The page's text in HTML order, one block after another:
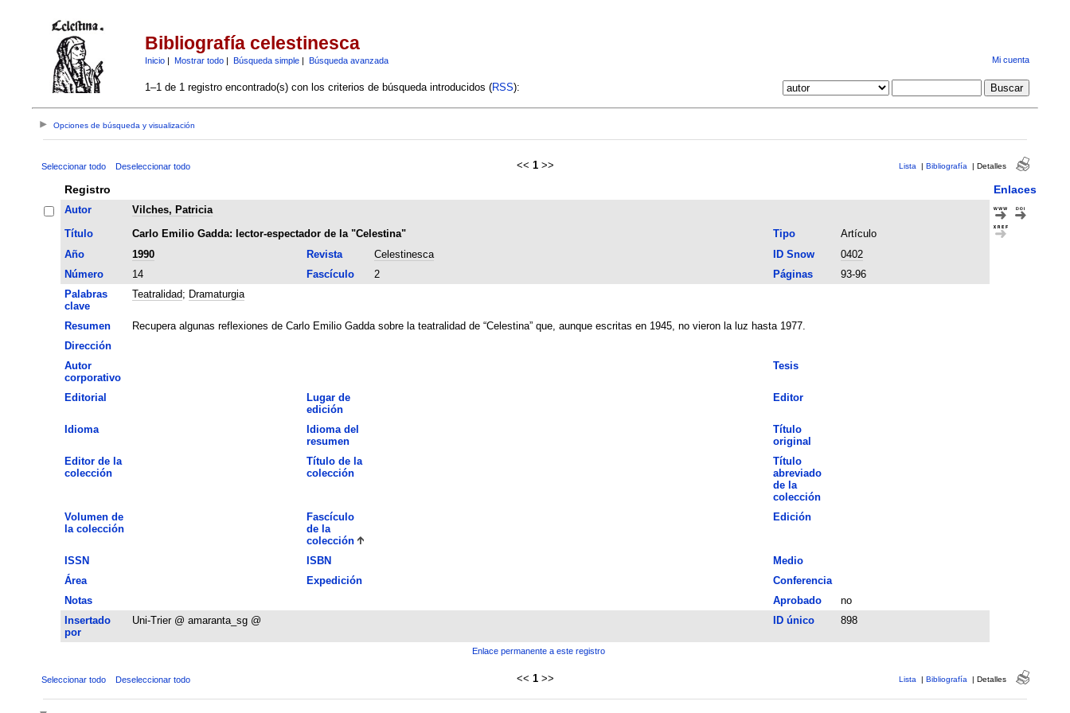
Bibliografía celestinesca
Inicio| Mostrar todo| Búsqueda simple| Búsqueda avanzada Mi cuenta
1–1 de 1 registro encontrado(s) con los criterios de búsqueda introducidos (RSS):
Opciones de búsqueda y visualización
Seleccionar todo Deseleccionar todo << 1 >> Lista | Bibliografía | Detalles
Registro Enlaces
Autor
Vilches, Patricia
Título
Carlo Emilio Gadda: lector-espectador de la "Celestina" Tipo
Artículo
Año
1990 Revista Celestinesca ID Snow
0402
Número
14 Fascículo 2 Páginas
93-96
Palabras
clave
Teatralidad; Dramaturgia
Resumen
Recupera algunas reflexiones de Carlo Emilio Gadda sobre la teatralidad de “Celestina” que, aunque escritas en 1945, no vieron la luz hasta 1977.
Dirección
Autor
corporativo
Tesis
Editorial
Lugar de
edición
Editor
Idioma
Idioma del
resumen
Título
original
Editor de la
colección
Título de la
colección
Título
abreviado
de la
colección
Volumen de
la colección
Fascículo
de la
colección
Edición
ISSN ISBN
Medio
Área
Expedición
Conferencia
Notas
Aprobado
no
Insertado
por
Uni-Trier @ amaranta_sg @ ID único 898
Enlace permanente a este registro
Seleccionar todo Deseleccionar todo << 1 >> Lista | Bibliografía | Detalles